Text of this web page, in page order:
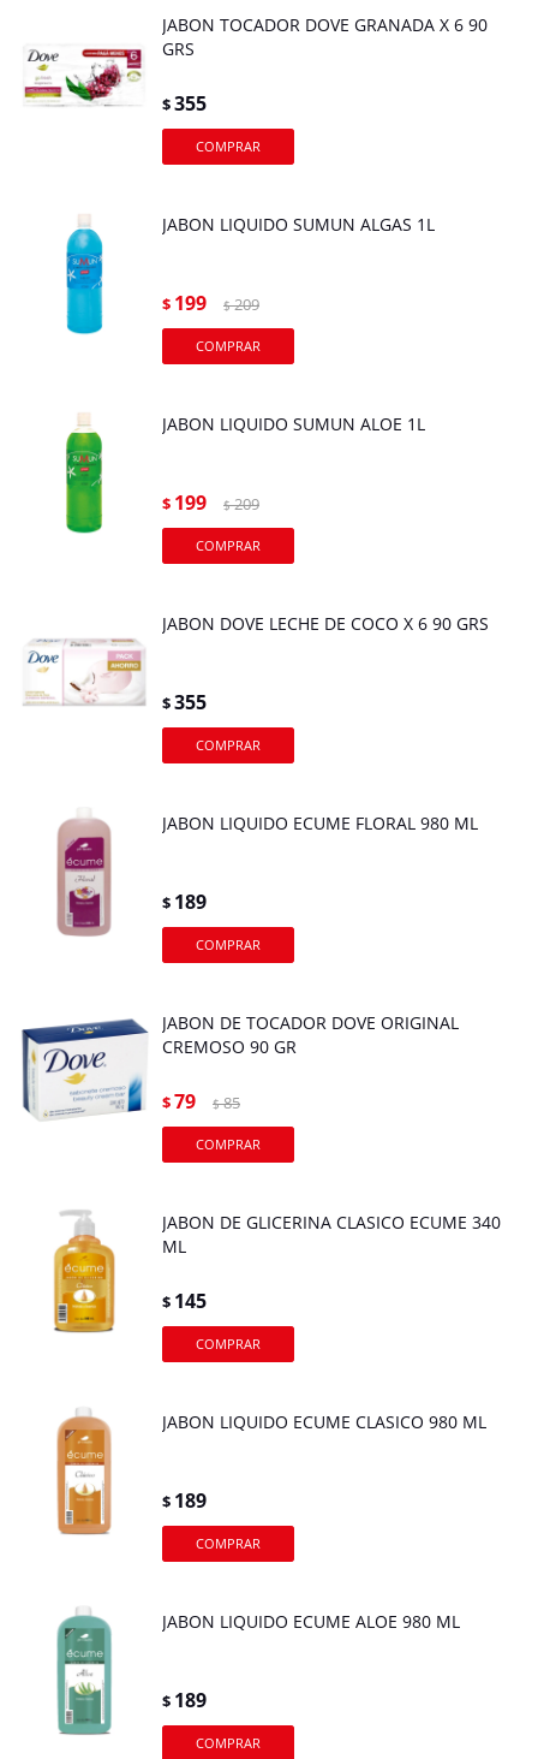
JABON TOCADOR DOVE GRANADA X 6 90
GRS
$355
JABON LIQUIDO SUMUN ALGAS 1L
$ 199 $ 209
JABON LIQUIDO SUMUN ALOE 1L
$ 199 $ 209
JABON DOVE LECHE DE COCO X 6 90 GRS
$355
JABON LIQUIDO ECUME FLORAL 980 ML
$ 189
JABON DE TOCADOR DOVE ORIGINAL
CREMOSO 90 GR
$79 $ 85
JABON DE GLICERINA CLASICO ECUME 340
ML
$ 145
JABON LIQUIDO ECUME CLASICO 980 ML
$ 189
JABON LIQUIDO ECUME ALOE 980 ML
$ 189